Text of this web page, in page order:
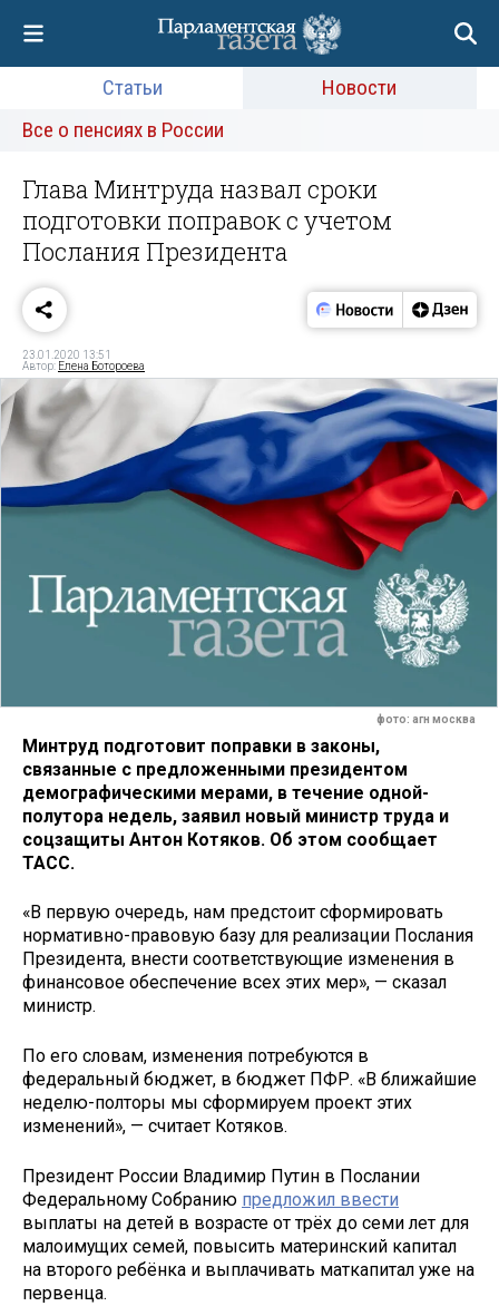
Статьи
Новости
Все о пенсиях в России
Глава Минтруда назвал сроки
подготовки поправок с учетом
Послания Президента
23.01.2020 13:51
Автор: Елена Ботороева
фото: агн москва
Минтруд подготовит поправки в законы,
связанные с предложенными президентом
демографическими мерами, в течение одной-
полутора недель, заявил новый министр труда и
соцзащиты Антон Котяков. Об этом сообщает
ТАСС.
«В первую очередь, нам предстоит сформировать
нормативно-правовую базу для реализации Послания
Президента, внести соответствующие изменения в
финансовое обеспечение всех этих мер», — сказал
министр.
По его словам, изменения потребуются в
федеральный бюджет, в бюджет ПФР. «В ближайшие
неделю-полторы мы сформируем проект этих
изменений», — считает Котяков.
Президент России Владимир Путин в Послании
Федеральному Собранию предложил ввести
выплаты на детей в возрасте от трёх до семи лет для
малоимущих семей, повысить материнский капитал
на второго ребёнка и выплачивать маткапитал уже на
первенца.